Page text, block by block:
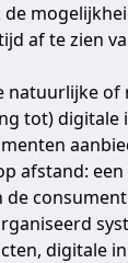
af te zien
natuurlijke
tot)
afstand:
de
digitale